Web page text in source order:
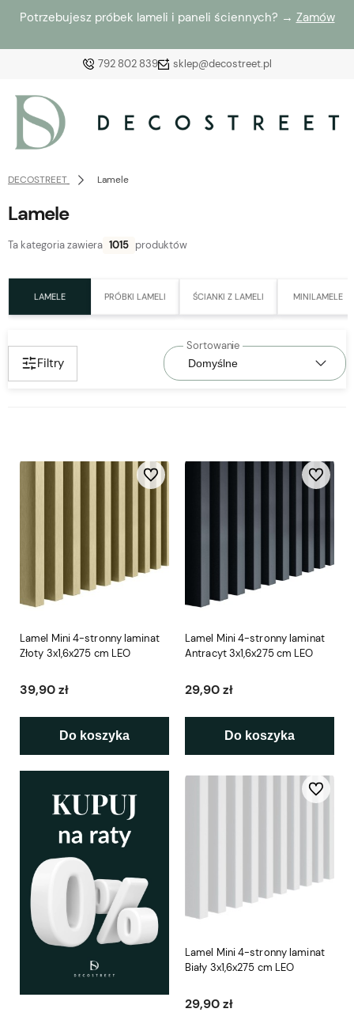
Zamów darmowe próbki tkanin i sprawdź kolor na żywo →
792 802 839 sklep@decostreet.pl
z poprzedniej sesji.
DECOSTREET Lamele
Lamele
Ta kategoria zawiera 1015 produktów
LAMELE PRÓBKI LAMELI ŚCIANKI Z LAMELI MINILAMELE
Filtry
Lamel Mini 4-stronny laminat
Złoty 3x1,6x275 cm LEO
39,90 zł
Do koszyka
Do ulubionych
Lamel Mini 4-stronny laminat
Antracyt 3x1,6x275 cm LEO
29,90 zł
Do koszyka
Do
Lamel Mini 4-stronny laminat
Biały 3x1,6x275 cm LEO
29,90 zł
Do